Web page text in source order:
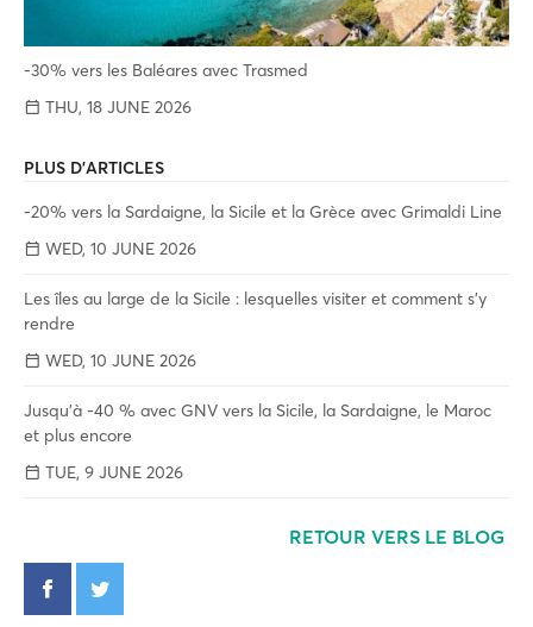
-30% vers les Baléares avec Trasmed
THU, 18 JUNE 2026
PLUS D'ARTICLES
-20% vers la Sardaigne, la Sicile et la Grèce avec Grimaldi Line
WED, 10 JUNE 2026
Les îles au large de la Sicile : lesquelles visiter et comment s'y
rendre
WED, 10 JUNE 2026
Jusqu'à -40 % avec GNV vers la Sicile, la Sardaigne, le Maroc
et plus encore
TUE, 9 JUNE 2026
RETOUR VERS LE BLOG